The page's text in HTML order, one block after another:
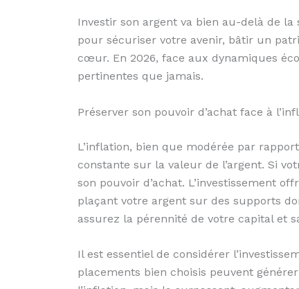
Investir son argent va bien au-delà de
pour sécuriser votre avenir, bâtir un
cœur. En 2026, face aux dynamiques
pertinentes que jamais.
Préserver son pouvoir d’achat face à
L’inflation, bien que modérée par
constante sur la valeur de l’argent. Si
son pouvoir d’achat. L’investissement
plaçant votre argent sur des supports
assurez la pérennité de votre capital et
Il est essentiel de considérer
placements bien choisis peuvent